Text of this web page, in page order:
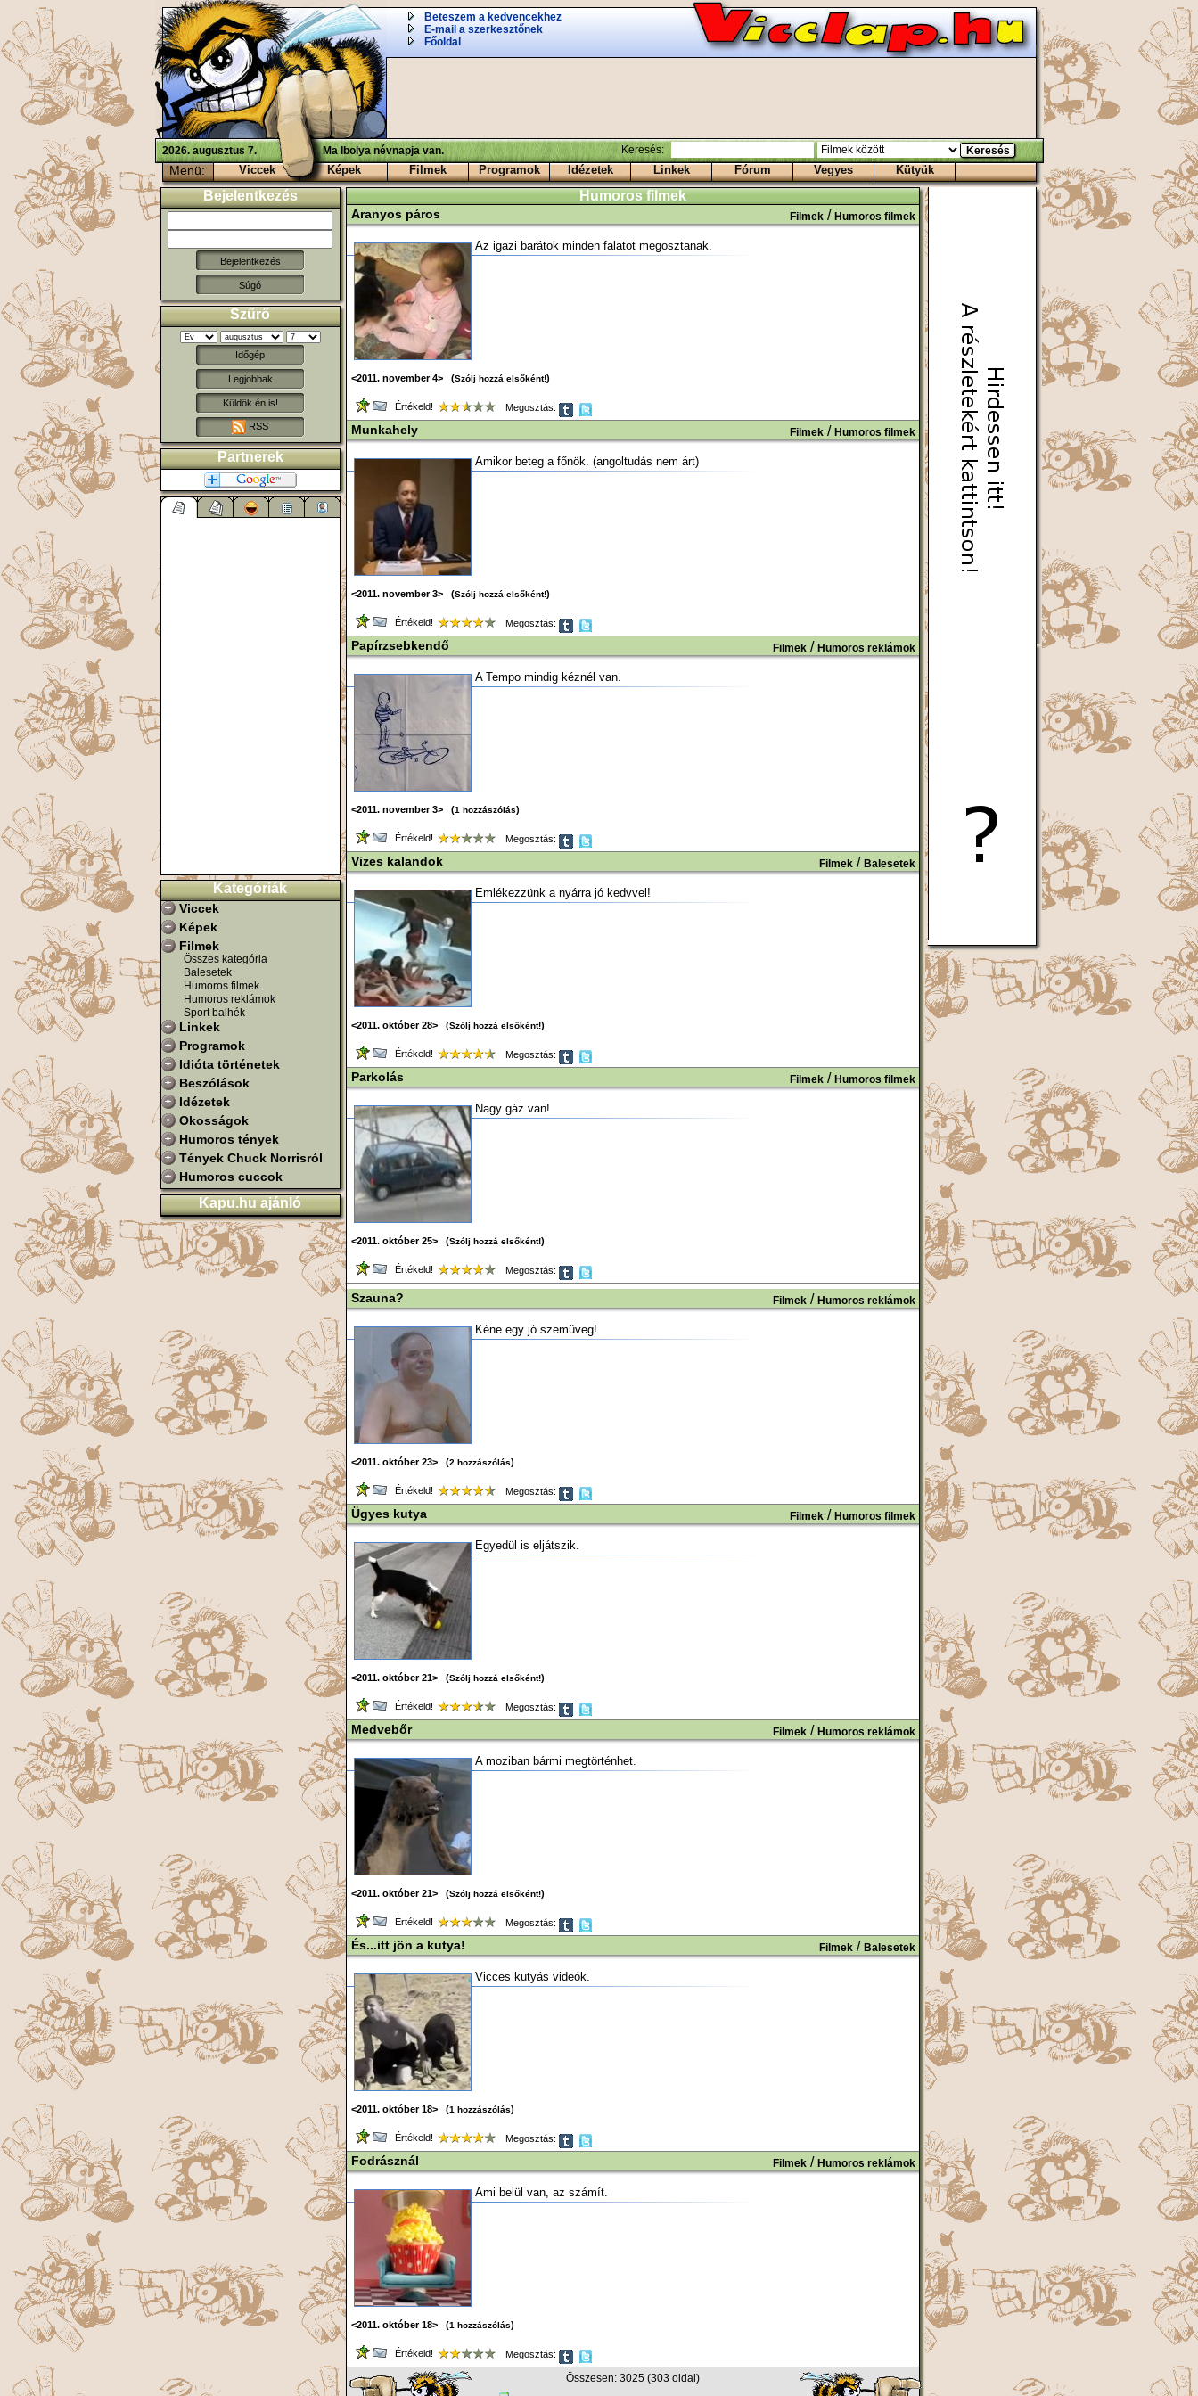
Beteszem a kedvencekhez
E-mail a szerkesztőnek
Főoldal
2026. augusztus 7. Ma Ibolya névnapja van. Keresés:
Menü: Viccek Képek Filmek Programok Idézetek Linkek Fórum Vegyes Kütyük
Bejelentkezés
Súgó
Szűrő
Időgép
Legjobbak
Küldök én is!
RSS
Partnerek
Kategóriák
Viccek
Képek
Filmek
Összes kategória
Balesetek
Humoros filmek
Humoros reklámok
Sport balhék
Linkek
Programok
Idióta történetek
Beszólások
Idézetek
Okosságok
Humoros tények
Tények Chuck Norrisról
Humoros cuccok
Kapu.hu ajánló
Humoros filmek
Aranyos páros Filmek/ Humoros filmek
Az igazi barátok minden falatot megosztanak.
<2011. november 4> (Szólj hozzá elsőként!)
Értékeld! Megosztás:
Munkahely Filmek/ Humoros filmek
Amikor beteg a főnök. (angoltudás nem árt)
<2011. november 3> (Szólj hozzá elsőként!)
Értékeld! Megosztás:
Papírzsebkendő Filmek/ Humoros reklámok
A Tempo mindig kéznél van.
<2011. november 3> (1 hozzászólás)
Értékeld! Megosztás:
Vizes kalandok Filmek/ Balesetek
Emlékezzünk a nyárra jó kedvvel!
<2011. október 28> (Szólj hozzá elsőként!)
Értékeld! Megosztás:
Parkolás Filmek/ Humoros filmek
Nagy gáz van!
<2011. október 25> (Szólj hozzá elsőként!)
Értékeld! Megosztás:
Szauna? Filmek/ Humoros reklámok
Kéne egy jó szemüveg!
<2011. október 23> (2 hozzászólás)
Értékeld! Megosztás:
Ügyes kutya Filmek/ Humoros filmek
Egyedül is eljátszik.
<2011. október 21> (Szólj hozzá elsőként!)
Értékeld! Megosztás:
Medvebőr Filmek/ Humoros reklámok
A moziban bármi megtörténhet.
<2011. október 21> (Szólj hozzá elsőként!)
Értékeld! Megosztás:
És...itt jön a kutya! Filmek/ Balesetek
Vicces kutyás videók.
<2011. október 18> (1 hozzászólás)
Értékeld! Megosztás:
Fodrásznál Filmek/ Humoros reklámok
Ami belül van, az számít.
<2011. október 18> (1 hozzászólás)
Értékeld! Megosztás:
Összesen: 3025 (303 oldal)